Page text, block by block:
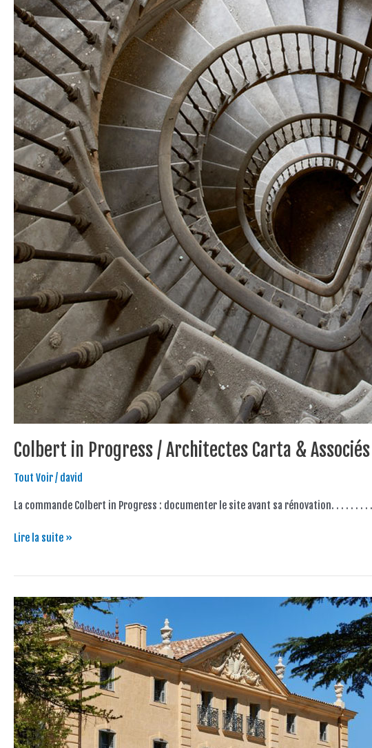
Colbert in Progress / Architectes Carta & Associés
Tout Voir/ david
La commande Colbert in Progress : documenter le site avant sa rénovation. . . . . . . .
Lire la suite »
Château
de
FONSCOLOMBE
/
FABRICA
TRACEORUM
Architecte
du
Patrimoine